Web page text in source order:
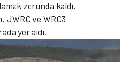
zorunda kaldı.
JWRC ve WRC3
yer aldı.